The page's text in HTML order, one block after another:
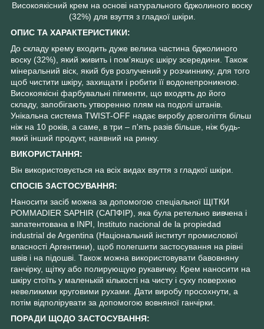
Високоякісний крем на основі натурального бджолиного воску
(32%) для взуття з гладкої шкіри.
ОПИС ТА ХАРАКТЕРИСТИКИ:
До складу крему входить дуже велика частина бджолиного
воску (32%), який живить і пом'якшує шкіру зсередини. Також
мінеральний віск, який був розлучений у розчиннику, для того
щоб чистити шкіру, захищати і робити її водонепроникною.
Високоякісні фарбувальні пігменти, що входять до його
складу, запобігають утворенню плям на подолі штанів.
Унікальна система TWIST-OFF надає виробу довголіття більш
ніж на 10 років, а саме, в три – п'ять разів більше, ніж будь-
який інший продукт, наявний на ринку.
ВИКОРИСТАННЯ:
Він використовується на всіх видах взуття з гладкої шкіри.
СПОСІБ ЗАСТОСУВАННЯ:
Наносити засіб можна за допомогою спеціальної ЩІТКИ
POMMADIER SAPHIR (САПФІР), яка була ретельно вивчена і
запатентована в INPI, Instituto nacional de la propiedad
industrial de Argentina (Національний інститут промислової
власності Аргентини), щоб полегшити застосування на рівні
швів і на підошві. Також можна використовувати бавовняну
ганчірку, щітку або полирующую рукавичку. Крем наносити на
шкіру стоїть у маленькій кількості на чисту і суху поверхню
невеликими круговими рухами. Дати виробу просохнути, а
потім відполірувати за допомогою вовняної ганчірки.
ПОРАДИ ЩОДО ЗАСТОСУВАННЯ: